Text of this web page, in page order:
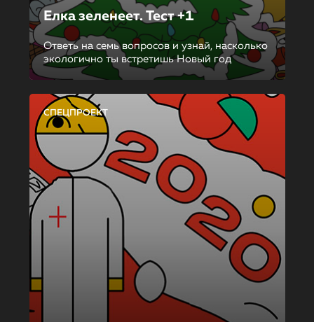
Елка зеленеет. Тест +1
Ответь на семь вопросов и узнай, насколько
экологично ты встретишь Новый год
СПЕЦПРОЕКТ